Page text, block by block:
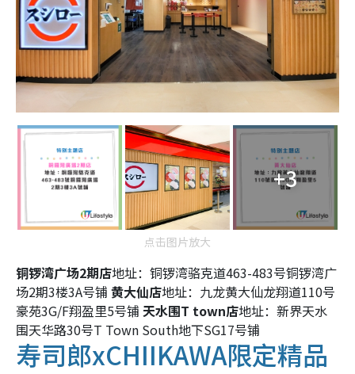
+3
点击图片放大
铜锣湾广场2期店地址：铜锣湾骆克道463-483号铜锣湾广
场2期3楼3A号铺 黄大仙店地址：九龙黄大仙龙翔道110号
豪苑3G/F翔盈里5号铺 天水围T town店地址：新界天水
围天华路30号T Town South地下SG17号铺
寿司郎xCHIIKAWA限定精品